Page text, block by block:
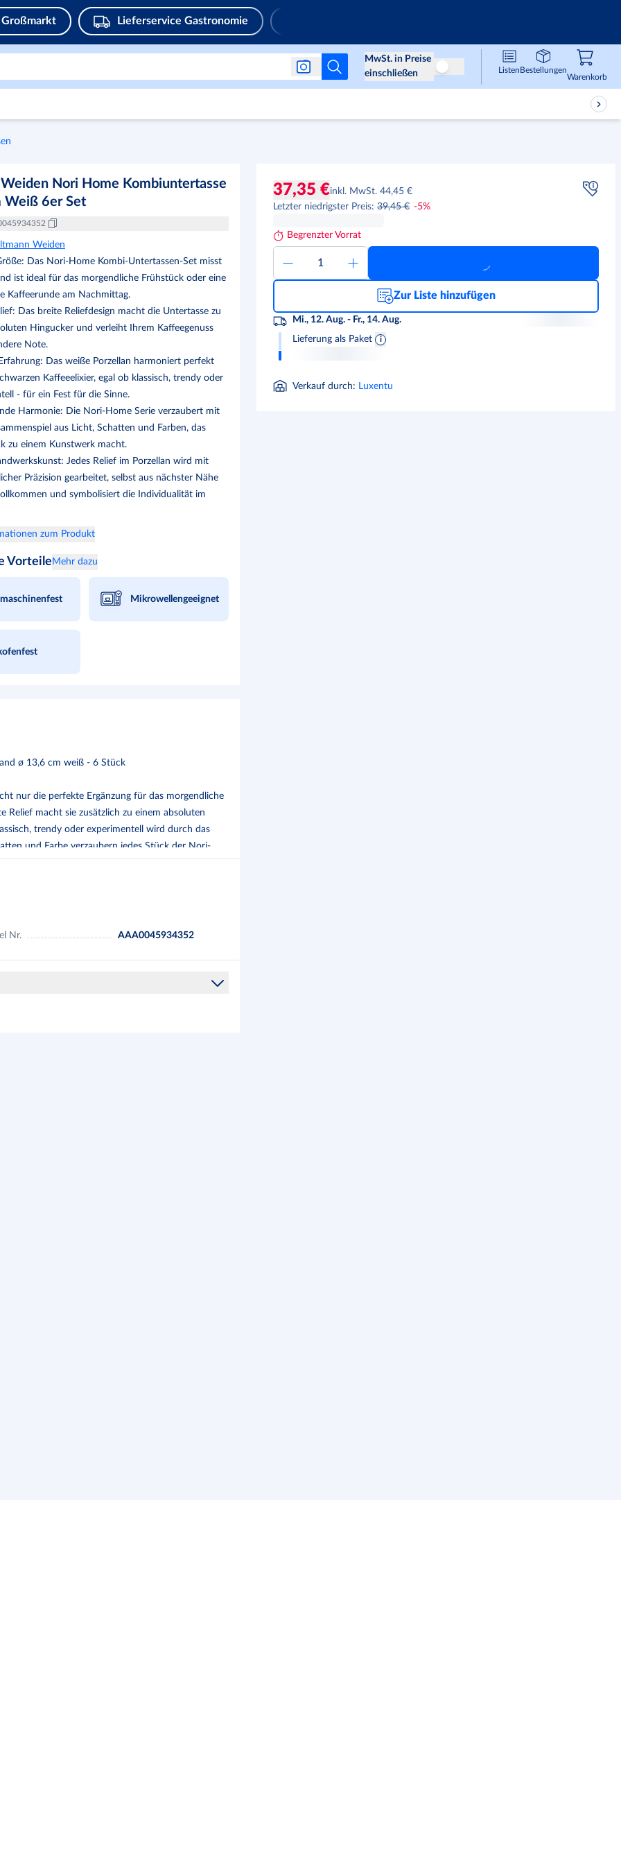
Großmarkt Lieferservice Gastronomie
MwSt. in Preise
einschließen
Preise ohne MwSt
ListenBestellungen
Warenkorb,
Nori Home Kombiuntertasse
Weiß 6er Set
Weiden
Das Nori-Home Kombi-Untertassen-Set misst
ist ideal für das morgendliche Frühstück oder eine
Kaffeerunde am Nachmittag.
Das breite Reliefdesign macht die Untertasse zu
Hingucker und verleiht Ihrem Kaffeegenuss
Note.
Das weiße Porzellan harmoniert perfekt
Kaffeeelixier, egal ob klassisch, trendy oder
- für ein Fest für die Sinne.
Harmonie: Die Nori-Home Serie verzaubert mit
aus Licht, Schatten und Farben, das
zu einem Kunstwerk macht.
Jedes Relief im Porzellan wird mit
Präzision gearbeitet, selbst aus nächster Nähe
und symbolisiert die Individualität im
zum Produkt
Vorteile Mehr dazu
Mikrowellengeeignet
ø 13,6 cm weiß - 6 Stück
nur die perfekte Ergänzung für das morgendliche
Relief macht sie zusätzlich zu einem absoluten
trendy oder experimentell wird durch das
und Farbe verzaubern jedes Stück der Nori-
von Kunst und Kultur das Spektrum der
Nr. AAA0045934352
37,35 €inkl. MwSt. 44,45 €
Letzter niedrigster Preis:39,45 € -5%
Begrenzter Vorrat
Zur Liste hinzufügen
Mi., 12. Aug. - Fr., 14. Aug.
Lieferung als Paket
Verkauf durch: Luxentu